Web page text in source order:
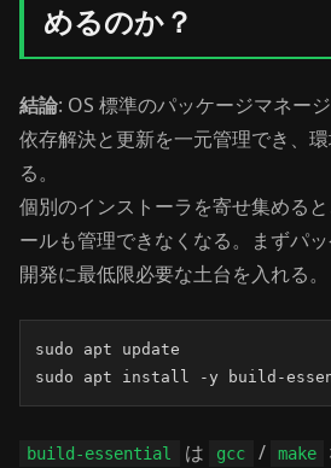
めるのか？
結論: OS 標準のパッケージマネー
依存解決と更新を一元管理でき、
る。
個別のインストーラを寄せ集める
ールも管理できなくなる。まずパッ
開発に最低限必要な土台を入れる。
sudo apt update
sudo apt install -y build-
build-essential は gcc / make